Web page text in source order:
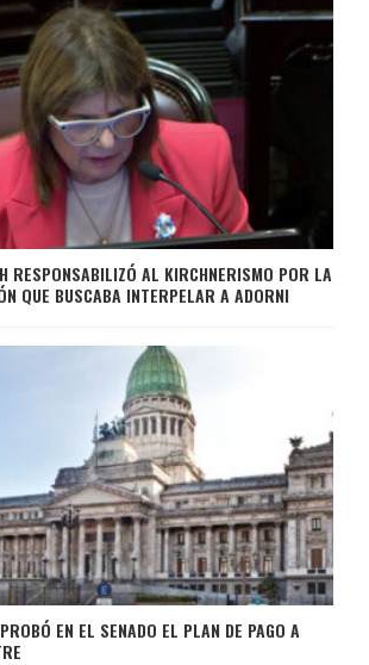
RESPONSABILIZÓ AL KIRCHNERISMO POR LA
QUE BUSCABA INTERPELAR A ADORNI
EN EL SENADO EL PLAN DE PAGO A